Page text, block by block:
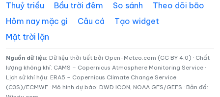
Xã Bình Minh Xã Bình Mỹ
Xã Bình Sơn
Xã Chất Bình Xã Cổ Lễ
Xã Cúc Phương Xã Đại Hoàng
Thuỷ triều
Bầu trời đêm So sánh
Theo dõi bão
Hôm nay mặc gì
Câu cá
Tạo widget
Mặt trời lặn
Nguồn dữ liệu: Dữ liệu thời tiết bởi Open-Meteo.com (CC BY 4.0) · Chất
lượng không khí: CAMS – Copernicus Atmosphere Monitoring Service ·
Lịch sử khí hậu: ERA5 – Copernicus Climate Change Service
(C3S)/ECMWF · Mô hình dự báo: DWD ICON, NOAA GFS/GEFS · Bản đồ: